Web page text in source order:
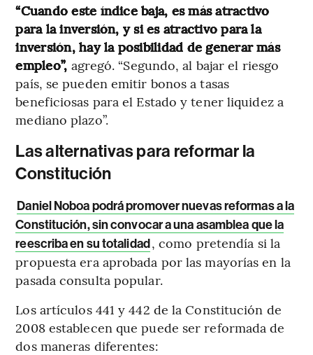
“Cuando este índice baja, es más atractivo
para la inversión, y si es atractivo para la
inversión, hay la posibilidad de generar más
empleo”, agregó. “Segundo, al bajar el riesgo
país, se pueden emitir bonos a tasas
beneficiosas para el Estado y tener liquidez a
mediano plazo”.
Las alternativas para reformar la
Constitución
Daniel Noboa podrá promover nuevas reformas a la
Constitución, sin convocar a una asamblea que la
reescriba en su totalidad, como pretendía si la
propuesta era aprobada por las mayorías en la
pasada consulta popular.
Los artículos 441 y 442 de la Constitución de
2008 establecen que puede ser reformada de
dos maneras diferentes: